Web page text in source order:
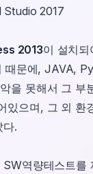
Studio 2017
2013이 설치되
때문에, JAVA,
을 못해서 그 부
있으며, 그 외 환
다.
역량테스트를